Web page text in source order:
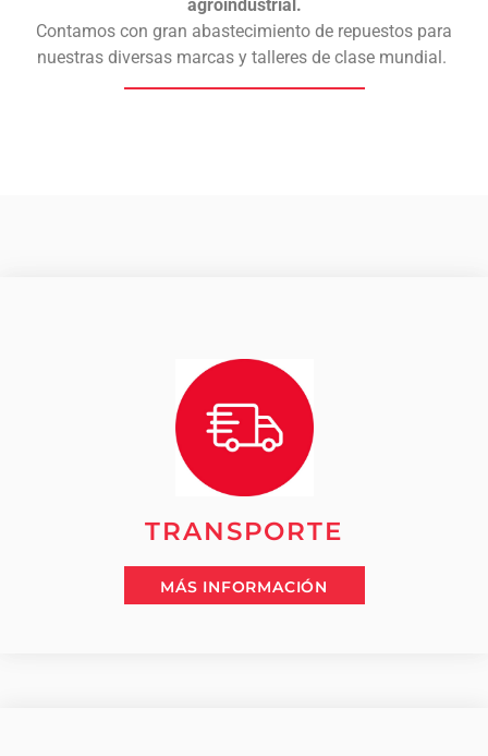
agroindustrial.
Contamos con gran abastecimiento de repuestos para
nuestras diversas marcas y talleres de clase mundial.
TRANSPORTE
MÁS INFORMACIÓN